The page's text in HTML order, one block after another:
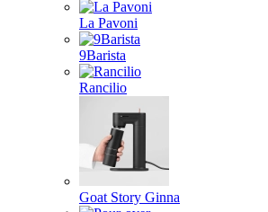
La Pavoni
9Barista
Rancilio
Goat Story Ginna